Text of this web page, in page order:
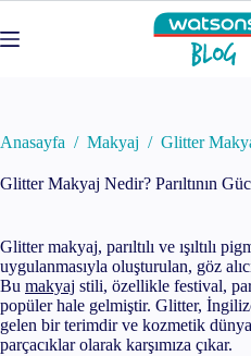
to
content
Anasayfa / Makyaj / Glitter
Glitter Makyaj Nedir? Parıltının
Glitter makyaj, parıltılı ve ışıltılı
uygulanmasıyla oluşturulan, göz
Bu makyaj stili, özellikle festival,
popüler hale gelmiştir. Glitter,
gelen bir terimdir ve kozmetik
parçacıklar olarak karşımıza çıkar.